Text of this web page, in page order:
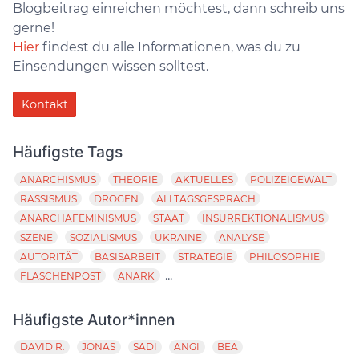
Blogbeitrag einreichen möchtest, dann schreib uns
gerne!
Hier findest du alle Informationen, was du zu
Einsendungen wissen solltest.
Kontakt
Häufigste Tags
ANARCHISMUS THEORIE AKTUELLES
POLIZEIGEWALT
RASSISMUS
DROGEN
ALLTAGSGESPRÄCH
ANARCHAFEMINISMUS
STAAT
INSURREKTIONALISMUS
SZENE
SOZIALISMUS UKRAINE
ANALYSE
AUTORITÄT
BASISARBEIT STRATEGIE
PHILOSOPHIE
FLASCHENPOST
ANARK ...
Häufigste Autor*innen
DAVID R. JONAS SADI ANGI
BEA